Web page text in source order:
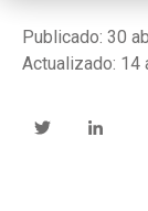
Publicado: 30
Actualizado: 14